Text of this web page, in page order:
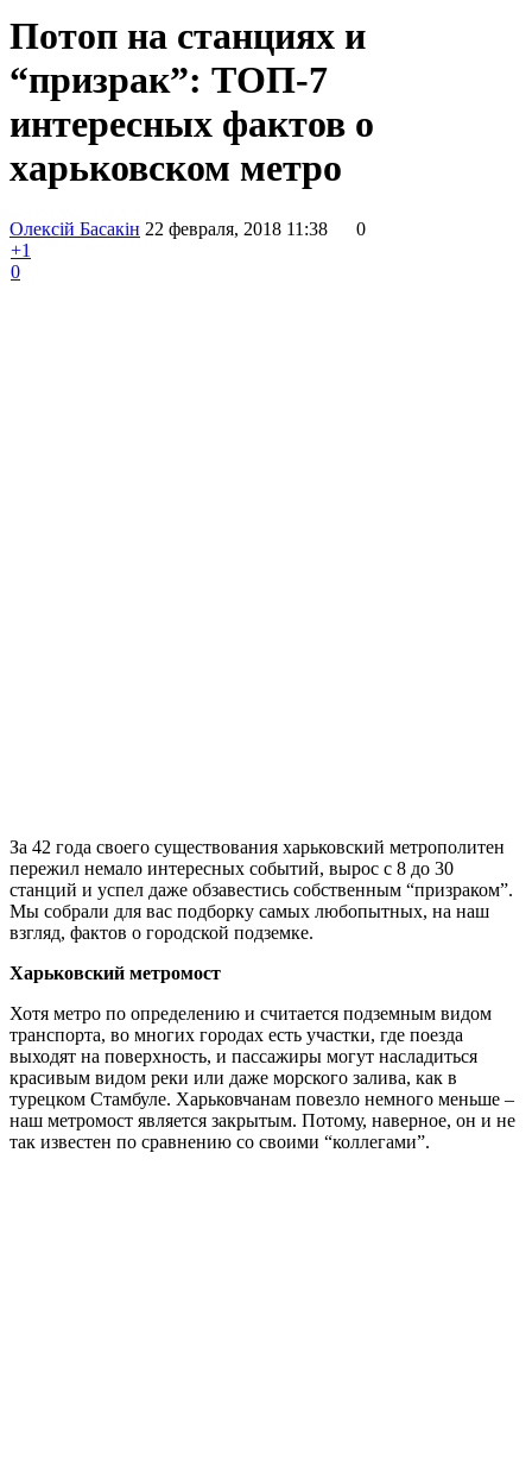
Потоп на станциях и
“призрак”: ТОП-7
интересных фактов о
харьковском метро
Олексій Басакін 22 февраля, 2018 11:38
0
+1
0
За 42 года своего существования харьковский метрополитен
пережил немало интересных событий, вырос с 8 до 30
станций и успел даже обзавестись собственным “призраком”.
Мы собрали для вас подборку самых любопытных, на наш
взгляд, фактов о городской подземке.
Харьковский метромост
Хотя метро по определению и считается подземным видом
транспорта, во многих городах есть участки, где поезда
выходят на поверхность, и пассажиры могут насладиться
красивым видом реки или даже морского залива, как в
турецком Стамбуле. Харьковчанам повезло немного меньше –
наш метромост является закрытым. Потому, наверное, он и не
так известен по сравнению со своими “коллегами”.